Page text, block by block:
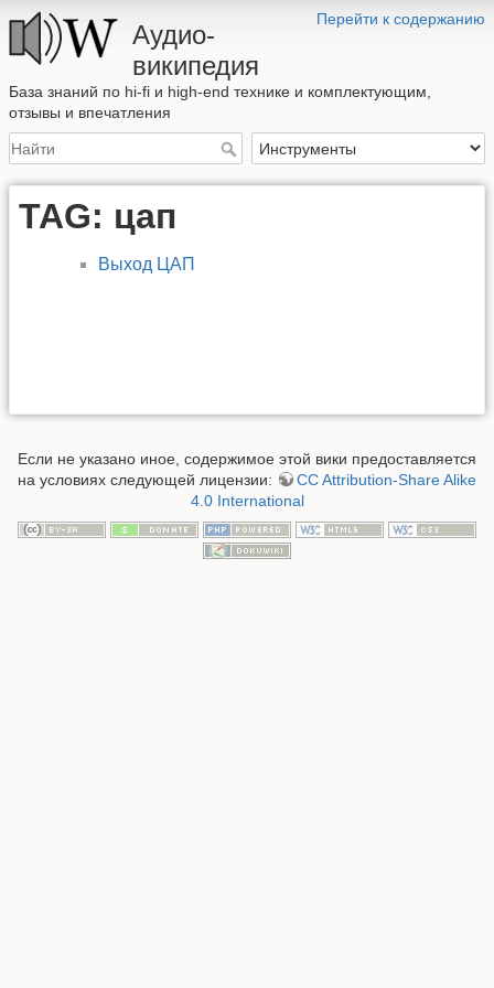
Перейти к содержанию
Аудио-
википедия
База знаний по hi-fi и high-end технике и комплектующим,
отзывы и впечатления
TAG: цап
Выход ЦАП
Если не указано иное, содержимое этой вики предоставляется
на условиях следующей лицензии:
CC Attribution-Share Alike
4.0 International